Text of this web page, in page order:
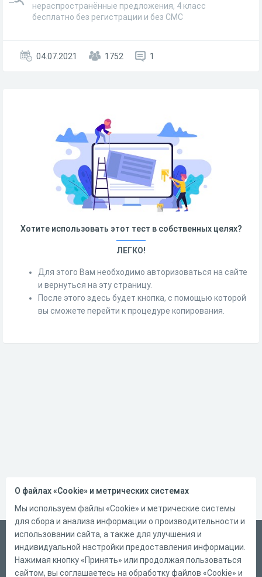
нераспространённые предложения, 4 класс
бесплатно без регистрации и без СМС
04.07.2021 1752 1
Хотите использовать этот тест в собственных целях?
ЛЕГКО!
Для этого Вам необходимо авторизоваться на сайте
и вернуться на эту страницу.
После этого здесь будет кнопка, с помощью которой
вы сможете перейти к процедуре копирования.
Русский
Справка
О файлах «Cookie» и метрических системах
Мы используем файлы «Cookie» и метрические системы
для сбора и анализа информации о производительности и
использовании сайта, а также для улучшения и
индивидуальной настройки предоставления информации.
Нажимая кнопку «Принять» или продолжая пользоваться
сайтом, вы соглашаетесь на обработку файлов «Cookie» и